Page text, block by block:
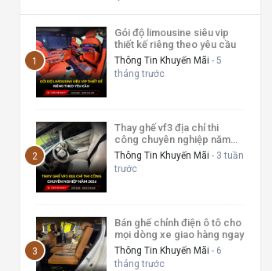
Gói độ limousine siêu vip
thiết kế riêng theo yêu cầu
Thông Tin Khuyến Mãi - 5
tháng trước
Thay ghế vf3 địa chỉ thi
công chuyên nghiệp năm
2026
Thông Tin Khuyến Mãi - 3 tuần
trước
Bán ghế chỉnh điện ô tô cho
mọi dòng xe giao hàng ngay
Thông Tin Khuyến Mãi - 6
tháng trước